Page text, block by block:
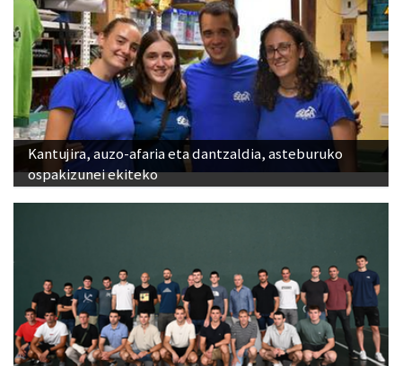
Kantujira, auzo-afaria eta dantzaldia, asteburuko
ospakizunei ekiteko